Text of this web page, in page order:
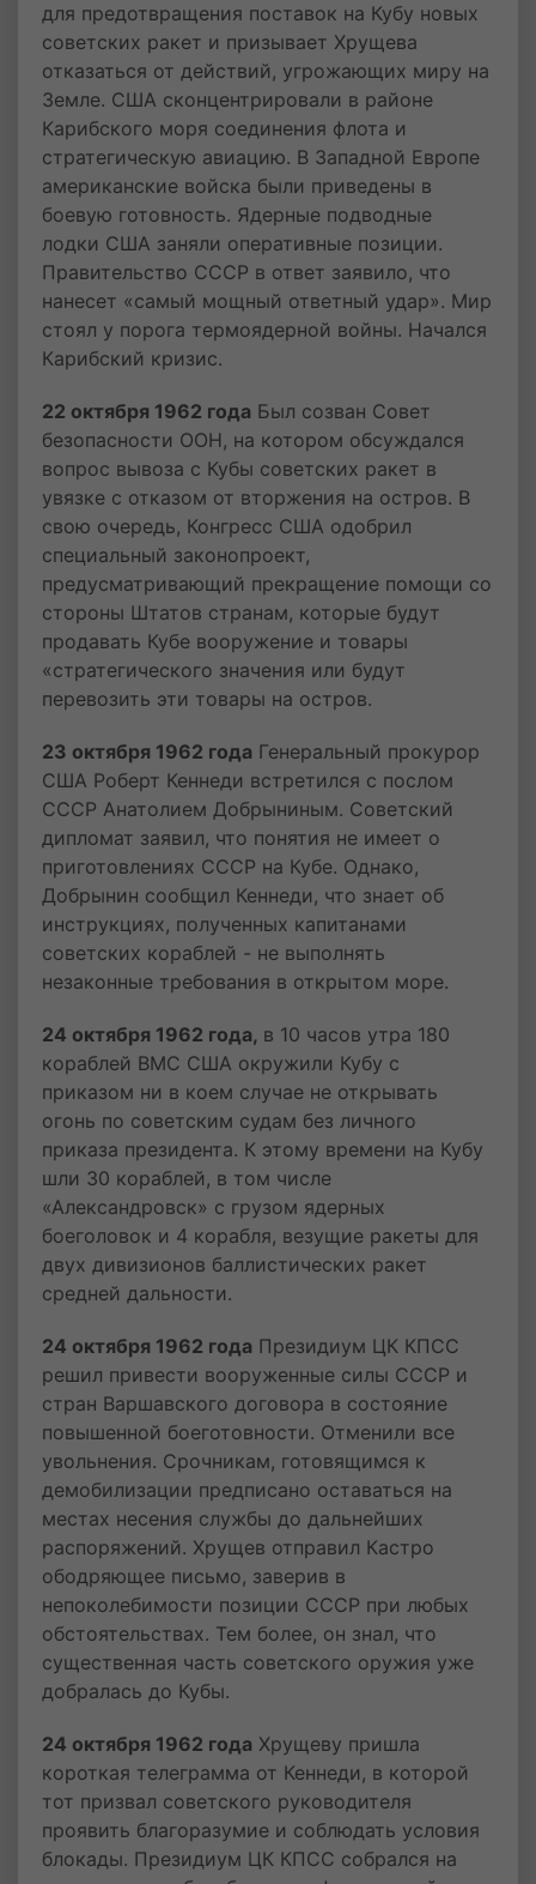
для предотвращения поставок на Кубу новых
советских ракет и призывает Хрущева
отказаться от действий, угрожающих миру на
Земле. США сконцентрировали в районе
Карибского моря соединения флота и
стратегическую авиацию. В Западной Европе
американские войска были приведены в
боевую готовность. Ядерные подводные
лодки США заняли оперативные позиции.
Правительство СССР в ответ заявило, что
нанесет «самый мощный ответный удар». Мир
стоял у порога термоядерной войны. Начался
Карибский кризис.
22 октября 1962 года Был созван Совет
безопасности ООН, на котором обсуждался
вопрос вывоза с Кубы советских ракет в
увязке с отказом от вторжения на остров. В
свою очередь, Конгресс США одобрил
специальный законопроект,
предусматривающий прекращение помощи со
стороны Штатов странам, которые будут
продавать Кубе вооружение и товары
«стратегического значения или будут
перевозить эти товары на остров.
23 октября 1962 года Генеральный прокурор
США Роберт Кеннеди встретился с послом
СССР Анатолием Добрыниным. Советский
дипломат заявил, что понятия не имеет о
приготовлениях СССР на Кубе. Однако,
Добрынин сообщил Кеннеди, что знает об
инструкциях, полученных капитанами
советских кораблей - не выполнять
незаконные требования в открытом море.
24 октября 1962 года, в 10 часов утра 180
кораблей ВМС США окружили Кубу с
приказом ни в коем случае не открывать
огонь по советским судам без личного
приказа президента. К этому времени на Кубу
шли 30 кораблей, в том числе
«Александровск» с грузом ядерных
боеголовок и 4 корабля, везущие ракеты для
двух дивизионов баллистических ракет
средней дальности.
24 октября 1962 года Президиум ЦК КПСС
решил привести вооруженные силы СССР и
стран Варшавского договора в состояние
повышенной боеготовности. Отменили все
увольнения. Срочникам, готовящимся к
демобилизации предписано оставаться на
местах несения службы до дальнейших
распоряжений. Хрущев отправил Кастро
ободряющее письмо, заверив в
непоколебимости позиции СССР при любых
обстоятельствах. Тем более, он знал, что
существенная часть советского оружия уже
добралась до Кубы.
24 октября 1962 года Хрущеву пришла
короткая телеграмма от Кеннеди, в которой
тот призвал советского руководителя
проявить благоразумие и соблюдать условия
блокады. Президиум ЦК КПСС собрался на